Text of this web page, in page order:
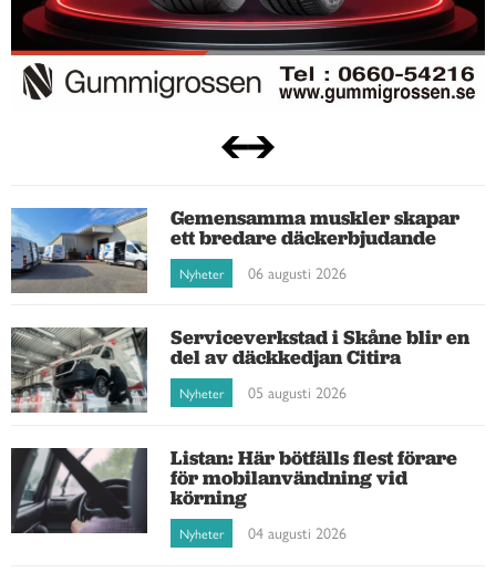
Gemensamma muskler skapar
ett bredare däckerbjudande
Nyheter 06 augusti 2026
Serviceverkstad i Skåne blir en
del av däckkedjan Citira
Nyheter 05 augusti 2026
Listan: Här bötfälls flest förare
för mobilanvändning vid
körning
Nyheter 04 augusti 2026